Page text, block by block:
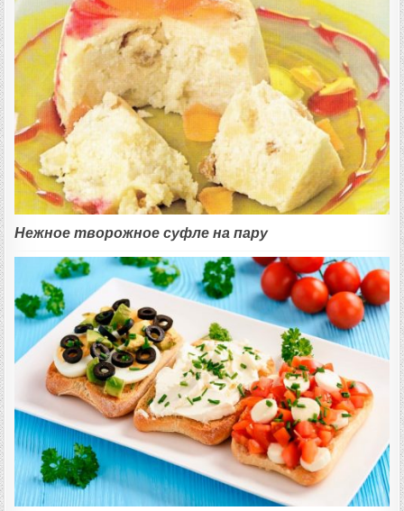
Нежное творожное суфле на пару